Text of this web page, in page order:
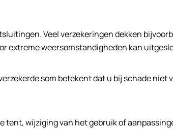
Veel verzekeringen dekken
extreme weersomstandigheden kan
som betekent dat u bij schade niet
tent, wijziging van het gebruik of